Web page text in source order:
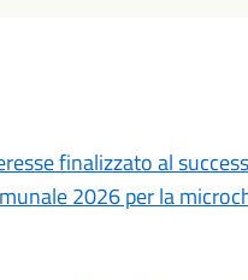
finalizzato al
2026 per la